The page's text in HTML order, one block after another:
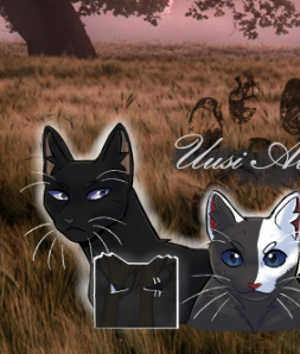
Siirry
sisältöön